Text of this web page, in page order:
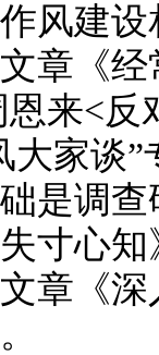
风建
章《
来<反
大家谈
是调
寸心
章《